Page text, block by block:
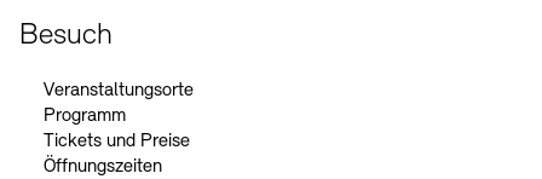
Besuch
Veranstaltungsorte
Programm
Tickets und Preise
Öffnungszeiten